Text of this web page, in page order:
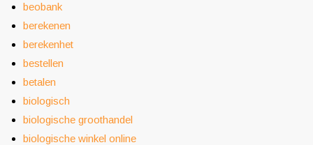
beobank
berekenen
berekenhet
bestellen
betalen
biologisch
biologische groothandel
biologische winkel online